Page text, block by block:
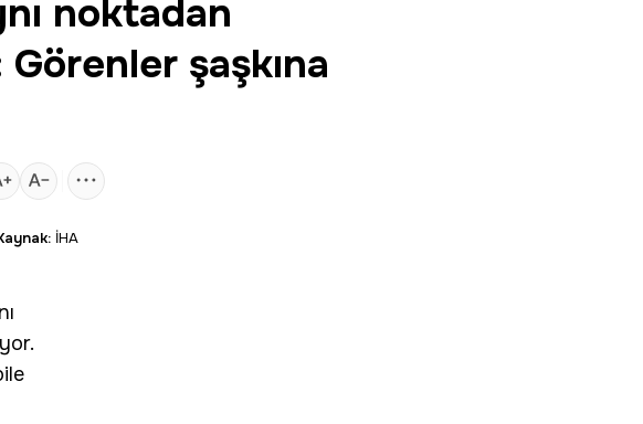
noktadan
Görenler şaşkına
İHA